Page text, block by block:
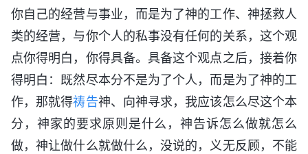
你自己的经营与事业，而是为了神的工作、神拯救人
类的经营，与你个人的私事没有任何的关系，这个观
点你得明白，你得具备。具备这个观点之后，接着你
得明白：既然尽本分不是为了个人，而是为了神的工
作，那就得祷告神、向神寻求，我应该怎么尽这个本
分，神家的要求原则是什么，神告诉怎么做就怎么
做，神让做什么就做什么，没说的，义无反顾，不能